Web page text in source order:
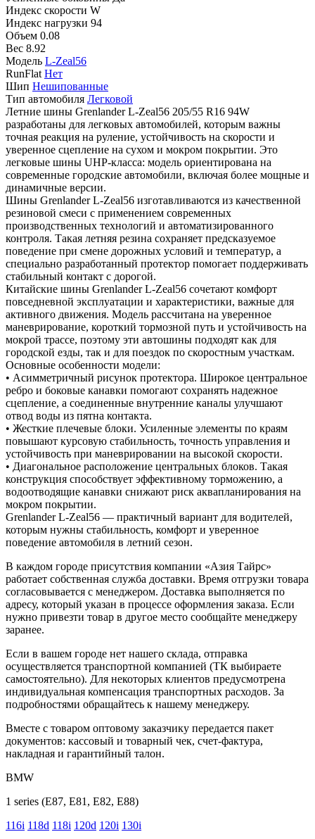
Индекс скорости W
Индекс нагрузки 94
Объем 0.08
Вес 8.92
Модель L-Zeal56
RunFlat Нет
Шип Нешипованные
Тип автомобиля Легковой
Летние шины Grenlander L-Zeal56 205/55 R16 94W
разработаны для легковых автомобилей, которым важны
точная реакция на руление, устойчивость на скорости и
уверенное сцепление на сухом и мокром покрытии. Это
легковые шины UHP-класса: модель ориентирована на
современные городские автомобили, включая более мощные и
динамичные версии.
Шины Grenlander L-Zeal56 изготавливаются из качественной
резиновой смеси с применением современных
производственных технологий и автоматизированного
контроля. Такая летняя резина сохраняет предсказуемое
поведение при смене дорожных условий и температур, а
специально разработанный протектор помогает поддерживать
стабильный контакт с дорогой.
Китайские шины Grenlander L-Zeal56 сочетают комфорт
повседневной эксплуатации и характеристики, важные для
активного движения. Модель рассчитана на уверенное
маневрирование, короткий тормозной путь и устойчивость на
мокрой трассе, поэтому эти автошины подходят как для
городской езды, так и для поездок по скоростным участкам.
Основные особенности модели:
• Асимметричный рисунок протектора. Широкое центральное
ребро и боковые канавки помогают сохранять надежное
сцепление, а соединенные внутренние каналы улучшают
отвод воды из пятна контакта.
• Жесткие плечевые блоки. Усиленные элементы по краям
повышают курсовую стабильность, точность управления и
устойчивость при маневрировании на высокой скорости.
• Диагональное расположение центральных блоков. Такая
конструкция способствует эффективному торможению, а
водоотводящие канавки снижают риск аквапланирования на
мокром покрытии.
Grenlander L-Zeal56 — практичный вариант для водителей,
которым нужны стабильность, комфорт и уверенное
поведение автомобиля в летний сезон.
В каждом городе присутствия компании «Азия Тайрс»
работает собственная служба доставки. Время отгрузки товара
согласовывается с менеджером. Доставка выполняется по
адресу, который указан в процессе оформления заказа. Если
нужно привезти товар в другое место сообщайте менеджеру
заранее.
Если в вашем городе нет нашего склада, отправка
осуществляется транспортной компанией (ТК выбираете
самостоятельно). Для некоторых клиентов предусмотрена
индивидуальная компенсация транспортных расходов. За
подробностями обращайтесь к нашему менеджеру.
Вместе с товаром оптовому заказчику передается пакет
документов: кассовый и товарный чек, счет-фактура,
накладная и гарантийный талон.
BMW
1 series (E87, E81, E82, E88)
116i 118d 118i 120d 120i 130i